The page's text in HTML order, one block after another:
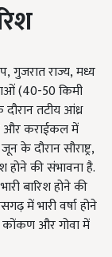
गुजरात राज्य, मध्य
(40-50 किमी
तटीय आंध्र
और कराईकल में
के दौरान सौराष्ट्र,
की संभावना है.
बारिश होने की
में भारी वर्षा होने
कोंकण और गोवा में